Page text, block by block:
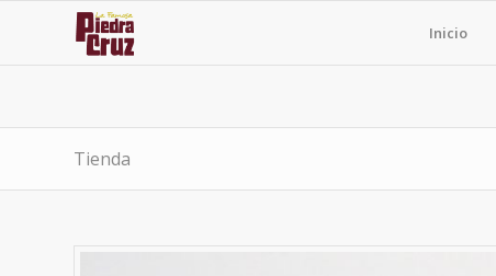
Inicio
Tienda